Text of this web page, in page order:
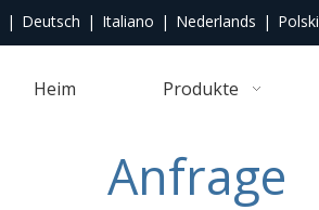
| Deutsch | Italiano | Nederlands | Polski
Heim Produkte
Anfrage